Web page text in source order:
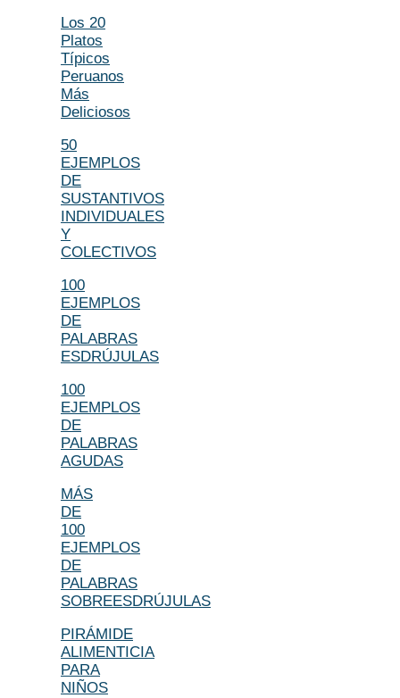
Los 20
Platos
Típicos
Peruanos
Más
Deliciosos
50
EJEMPLOS
DE
SUSTANTIVOS
INDIVIDUALES
Y
COLECTIVOS
100
EJEMPLOS
DE
PALABRAS
ESDRÚJULAS
100
EJEMPLOS
DE
PALABRAS
AGUDAS
MÁS
DE
100
EJEMPLOS
DE
PALABRAS
SOBREESDRÚJULAS
PIRÁMIDE
ALIMENTICIA
PARA
NIÑOS